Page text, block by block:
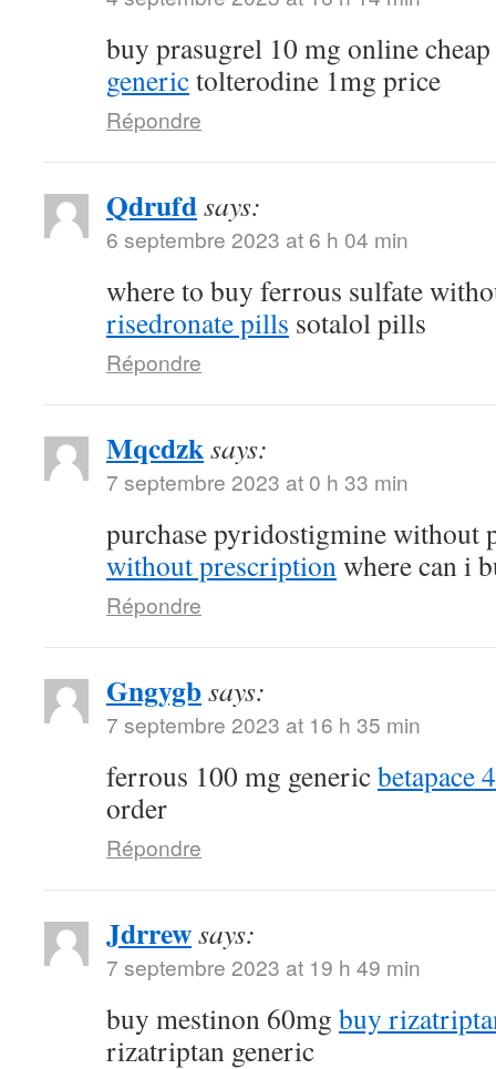
buy prasugrel 10 mg online cheap
generictolterodine 1mg price
Répondre
Qdrufdsays:
6 septembre 2023 at 6 h 04 min
where to buy ferrous sulfate
risedronate pills sotalol pills
Répondre
Mqcdzksays:
7 septembre 2023 at 0 h 33 min
purchase pyridostigmine without
without prescriptionwhere can i
Répondre
Gngygbsays:
7 septembre 2023 at 16 h 35 min
ferrous 100 mg genericbetapace
order
Répondre
Jdrrewsays:
7 septembre 2023 at 19 h 49 min
buy mestinon 60mg buy
rizatriptan generic